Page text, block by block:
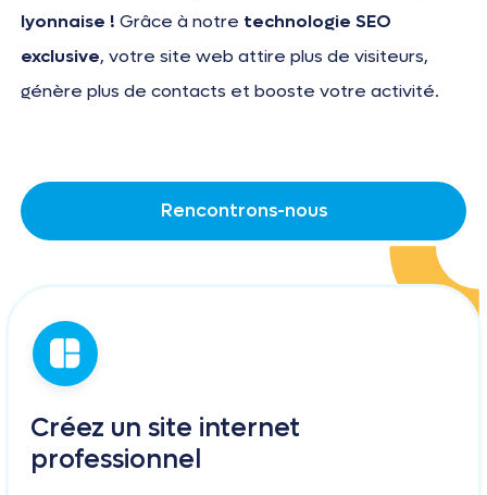
lyonnaise ! Grâce à notre technologie SEO
exclusive, votre site web attire plus de visiteurs,
génère plus de contacts et booste votre activité.
Rencontrons-nous
Créez un site internet
professionnel